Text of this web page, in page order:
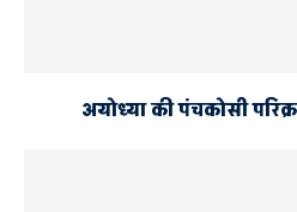
अयोध्या की पंचकोसी